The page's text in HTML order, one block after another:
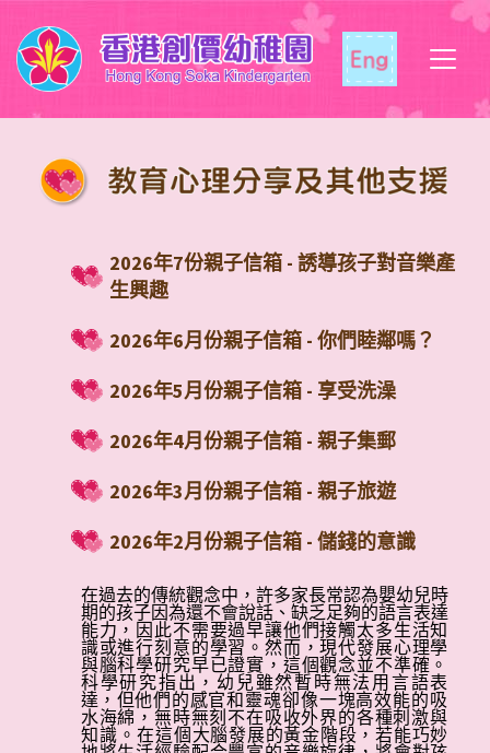
2026年7份親子信箱 - 誘導孩子對音樂產
生興趣
2026年6月份親子信箱 - 你們睦鄰嗎？
2026年5月份親子信箱 - 享受洗澡
2026年4月份親子信箱 - 親子集郵
2026年3月份親子信箱 - 親子旅遊
2026年2月份親子信箱 - 儲錢的意識
2026年1月份親子信箱 - 製造人氣
2025年12月份親子信箱 -交朋結友
2025年11月份親子信箱 - 給他一點顏色
2025年10月份親子信箱 - 我的孩子左手
在過去的傳統觀念中，許多家長常認為嬰幼兒時
期的孩子因為還不會說話、缺乏足夠的語言表達
能力，因此不需要過早讓他們接觸太多生活知
識或進行刻意的學習。然而，現代發展心理學
與腦科學研究早已證實，這個觀念並不準確。
科學研究指出，幼兒雖然暫時無法用言語表
達，但他們的感官和靈魂卻像一塊高效能的吸
水海綿，無時無刻不在吸收外界的各種刺激與
知識。在這個大腦發展的黃金階段，若能巧妙